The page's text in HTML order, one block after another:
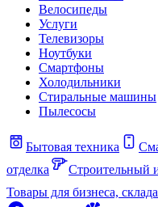
Велосипеды
Услуги
Телевизоры
Ноутбуки
Смартфоны
Холодильники
Стиральные машины
Пылесосы
Бытовая техника
отделка
Строительный
Товары для бизнеса,